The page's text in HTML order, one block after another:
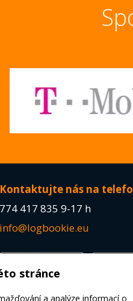
stránce
a analýze informací o
Kontaktujte nás na
774 417 835 9-17 h
info@logbookie.eu